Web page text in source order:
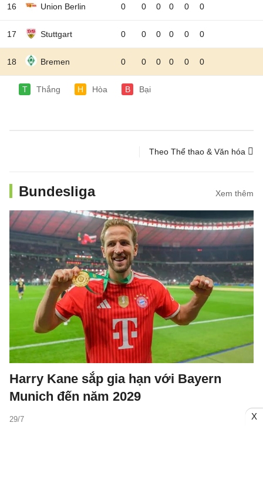
16 Union Berlin 0 0 0 0 0 0
17 Stuttgart 0 0 0 0 0 0
18 Bremen 0 0 0 0 0 0
T Thắng H Hòa B Bại
Theo Thể thao & Văn hóa
Bundesliga Xem thêm
Harry Kane sắp gia hạn với Bayern
Munich đến năm 2029
29/7 X